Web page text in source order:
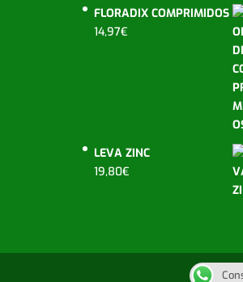
FLORADIX COMPRIMIDOS
14,97€
LEVA ZINC
19,80€